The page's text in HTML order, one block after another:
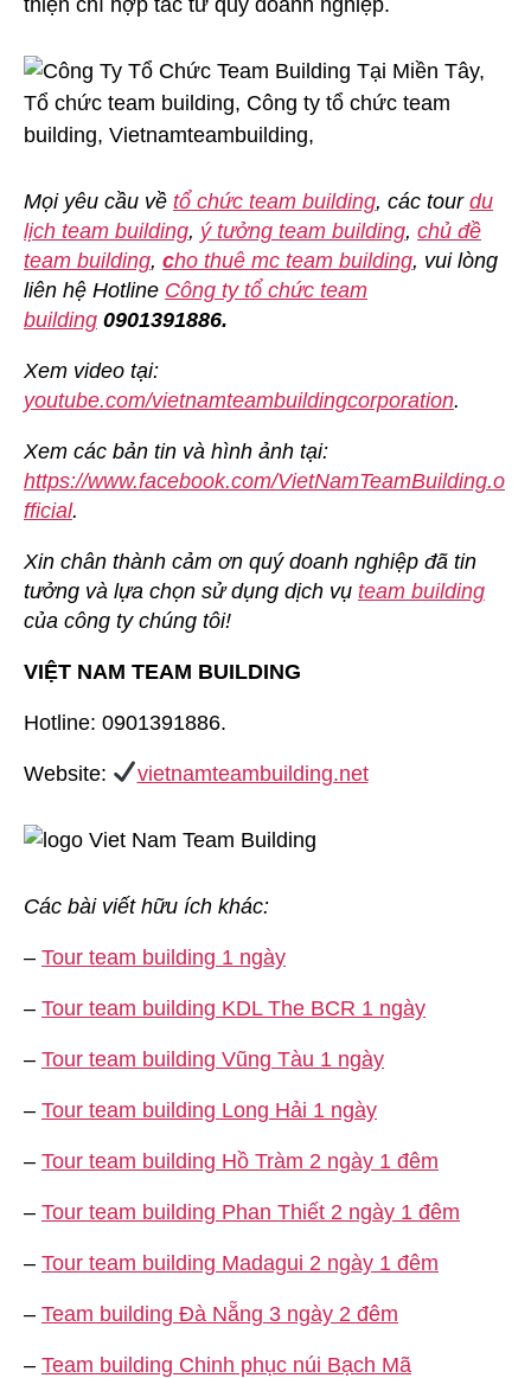
Mọi yêu cầu về tổ chức team building, các tour du
lịch team building, ý tưởng team building, chủ đề
team building, cho thuê mc team building, vui lòng
liên hệ Hotline Công ty tổ chức team
building 0901391886.
Xem video tại:
youtube.com/vietnamteambuildingcorporation.
Xem các bản tin và hình ảnh tại:
https://www.facebook.com/VietNamTeamBuilding.o
fficial.
Xin chân thành cảm ơn quý doanh nghiệp đã tin
tưởng và lựa chọn sử dụng dịch vụ team building
của công ty chúng tôi!
VIỆT NAM TEAM BUILDING
Hotline: 0901391886.
Website: vietnamteambuilding.net
Các bài viết hữu ích khác:
– Tour team building 1 ngày
– Tour team building KDL The BCR 1 ngày
– Tour team building Vũng Tàu 1 ngày
– Tour team building Long Hải 1 ngày
– Tour team building Hồ Tràm 2 ngày 1 đêm
– Tour team building Phan Thiết 2 ngày 1 đêm
– Tour team building Madagui 2 ngày 1 đêm
– Team building Đà Nẵng 3 ngày 2 đêm
– Team building Chinh phục núi Bạch Mã